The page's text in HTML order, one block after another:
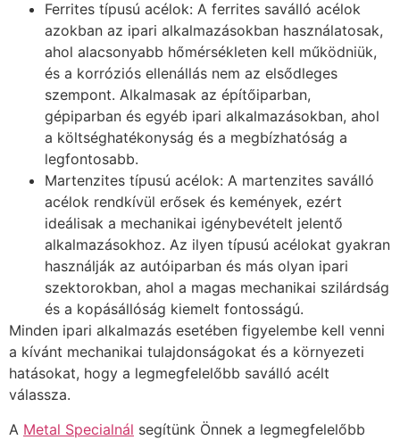
Ferrites típusú acélok: A ferrites saválló acélok
azokban az ipari alkalmazásokban használatosak,
ahol alacsonyabb hőmérsékleten kell működniük,
és a korróziós ellenállás nem az elsődleges
szempont. Alkalmasak az építőiparban,
gépiparban és egyéb ipari alkalmazásokban, ahol
a költséghatékonyság és a megbízhatóság a
legfontosabb.
Martenzites típusú acélok: A martenzites saválló
acélok rendkívül erősek és kemények, ezért
ideálisak a mechanikai igénybevételt jelentő
alkalmazásokhoz. Az ilyen típusú acélokat gyakran
használják az autóiparban és más olyan ipari
szektorokban, ahol a magas mechanikai szilárdság
és a kopásállóság kiemelt fontosságú.
Minden ipari alkalmazás esetében figyelembe kell venni
a kívánt mechanikai tulajdonságokat és a környezeti
hatásokat, hogy a legmegfelelőbb saválló acélt
válassza.
A Metal Specialnál segítünk Önnek a legmegfelelőbb